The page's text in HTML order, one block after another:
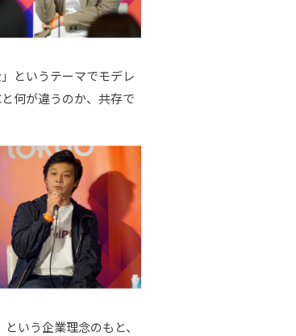
というテーマでモデレ
何が違うのか、共存で
いう企業理念のもと、